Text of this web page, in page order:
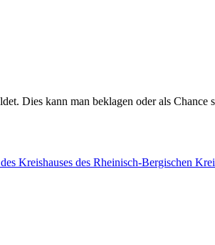
Dies kann man beklagen oder als